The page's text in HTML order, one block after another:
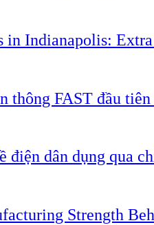
Indianapolis:
FAST đầu
dân dụng qua
Strength